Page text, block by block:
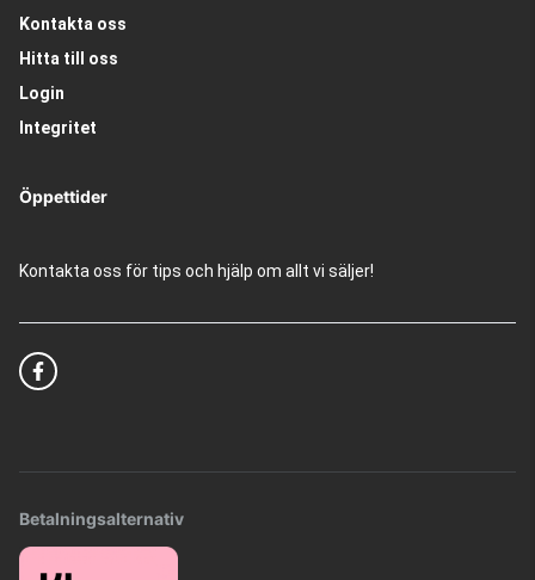
Kontakta oss
Hitta till oss
Login
Integritet
Öppettider
Kontakta oss för tips och hjälp om allt vi säljer!
Betalningsalternativ